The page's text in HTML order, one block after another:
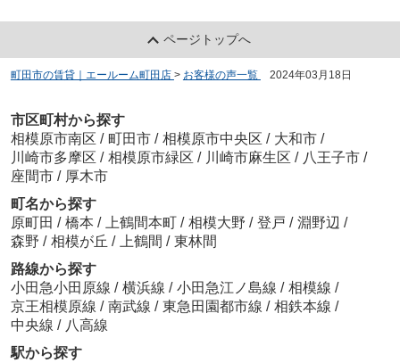
ページトップへ
町田市の賃貸｜エールーム町田店 > お客様の声一覧 2024年03月18日
市区町村から探す
相模原市南区 / 町田市 / 相模原市中央区 / 大和市 /
川崎市多摩区 / 相模原市緑区 / 川崎市麻生区 / 八王子市 /
座間市 / 厚木市
町名から探す
原町田 / 橋本 / 上鶴間本町 / 相模大野 / 登戸 / 淵野辺 /
森野 / 相模が丘 / 上鶴間 / 東林間
路線から探す
小田急小田原線 / 横浜線 / 小田急江ノ島線 / 相模線 /
京王相模原線 / 南武線 / 東急田園都市線 / 相鉄本線 /
中央線 / 八高線
駅から探す